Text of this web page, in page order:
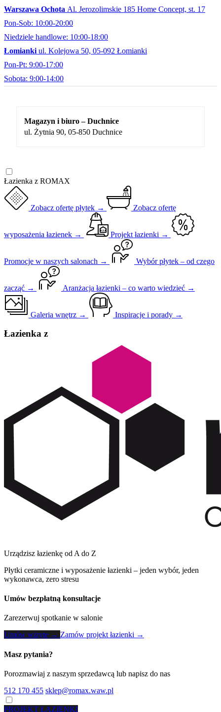
Warszawa Ochota Al. Jerozolimskie 185 Home Concept, st. 17
Pon-Sob: 10:00-20:00
Niedziele handlowe: 10:00-18:00
Łomianki ul. Kolejowa 50, 05-092 Łomianki
Pon-Pt: 9:00-17:00
Sobota: 9:00-14:00
Magazyn i biuro – Duchnice
ul. Żytnia 90, 05-850 Duchnice
Łazienka z ROMAX
Zobacz ofertę płytek → Zobacz ofertę
wyposażenia łazienek → Projekt łazienki →
Promocje w naszych salonach → Wybór płytek – od czego
zacząć → Aranżacja łazienki – co warto wiedzieć →
Galeria wnętrz → Inspiracje i porady →
Łazienka z
Urządzisz łazienkę od A do Z
Płytki ceramiczne i wyposażenie łazienki – jeden wybór, jeden
wykonawca, zero stresu
Umów bezpłatną konsultacje
Zarezerwuj spotkanie w salonie
Umów wizytę → Zamów projekt łazienki →
Masz pytania?
Porozmawiaj z naszym sprzedawcą lub napisz do nas
512 170 455 sklep@romax.waw.pl
PROJEKT ŁAZIENKI